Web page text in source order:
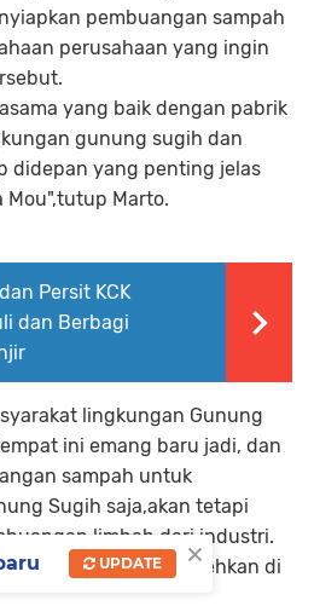
pembuangan sampah
perusahaan yang ingin
yang baik dengan pabrik
gunung sugih dan
didepan yang penting jelas
Marto.
Persit KCK
dan Berbagi
lingkungan Gunung
ini emang baru jadi, dan
sampah untuk
Sugih saja,akan tetapi
limbah dari industri.
ini tidak diperbolehkan di
×
UPDATE